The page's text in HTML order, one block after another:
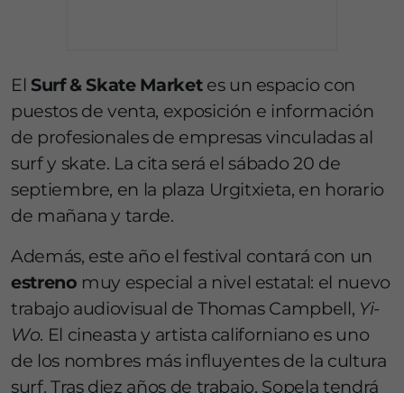
El Surf & Skate Marketes un espacio con
puestos de venta, exposición e información
de profesionales de empresas vinculadas al
surf y skate. La cita será el sábado 20 de
septiembre, en la plaza Urgitxieta, en horario
de mañana y tarde.
Además, este año el festival contará con un
estreno muy especial a nivel estatal: el nuevo
trabajo audiovisual de Thomas Campbell, Yi-
Wo. El cineasta y artista californiano es uno
de los nombres más influyentes de la cultura
surf. Tras diez años de trabajo, Sopela tendrá